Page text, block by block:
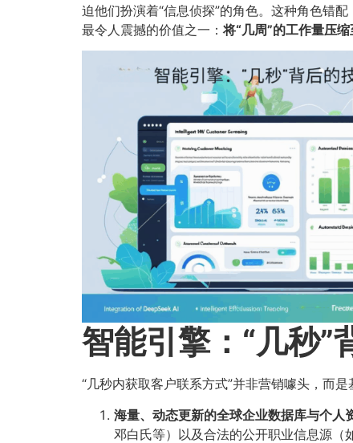
迫他们扮演着“信息侦探”的角色。这种角色错
最令人震撼的价值之一：​将“几周”的工作量压缩
智能引擎：“几秒”
“几秒内获取客户联系方式”并非营销噱头，而
海量、动态更新的全球企业数据库与个人
邓白氏等）以及合法的公开职业信息源